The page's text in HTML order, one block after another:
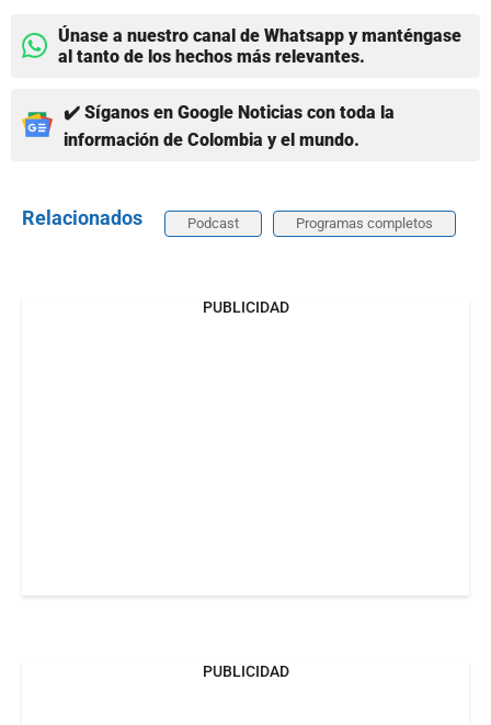
Únase a nuestro canal de Whatsapp y manténgase
al tanto de los hechos más relevantes.
✔️ Síganos en Google Noticias con toda la
información de Colombia y el mundo.
Relacionados Podcast Programas completos
PUBLICIDAD
PUBLICIDAD